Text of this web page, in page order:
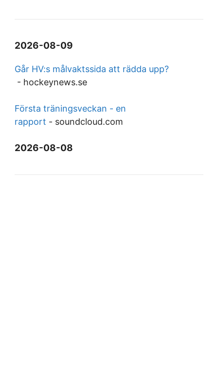
2026-08-09
Går HV:s målvaktssida att rädda upp?
- hockeynews.se
Första träningsveckan - en
rapport - soundcloud.com
2026-08-08